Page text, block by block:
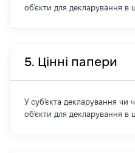
об'єкти для декларування в
5. Цінні папери
У суб'єкта декларування чи
об'єкти для декларування в